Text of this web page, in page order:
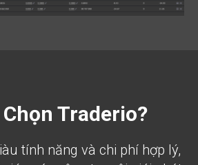
Traderio?
tính năng và chi phí hợp lý,